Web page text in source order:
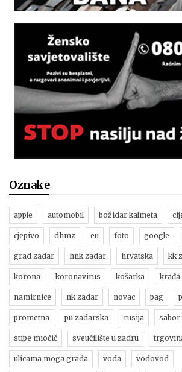
Oznake
apple automobil božidar kalmeta
cjepivo dhmz eu foto google
grad zadar hnk zadar hrvatska kk
korona koronavirus košarka krađa
namirnice nk zadar novac pag
prometna pu zadarska rusija sabor
stipe miočić sveučilište u zadru
ulicama moga grada voda vodovod